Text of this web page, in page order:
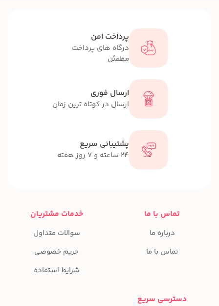
پرداخت امن
درگاه های پرداخت
مطمئن
ارسال فوری
ارسال در کوتاه ترین زمان
پشتیبانی سریع
24 ساعته و 7 روز هفته
تماس با ما
درباره ما
تماس با ما
خدمات مشتریان
سوالات متداول
حریم خصوصی
شرایط استفاده
دسترسی سریع